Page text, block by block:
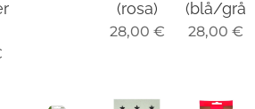
(rosa)
28,00 €
(blå/grå)
28,00 €